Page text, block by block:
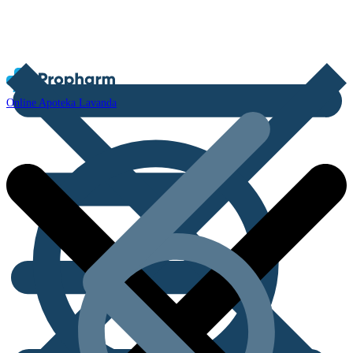
Online Apoteka Lavanda